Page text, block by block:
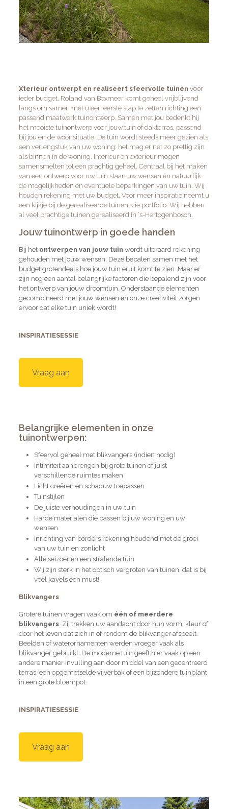
Xterieur ontwerpt en realiseert sfeervolle tuinen voor
ieder budget. Roland van Boxmeer komt geheel vrijblijvend
langs om samen met u een eerste stap te zetten richting een
passend maatwerk tuinontwerp. Samen met jou bedenkt hij
het mooiste tuinontwerp voor jouw tuin of dakterras, passend
bij jou en de woonsituatie. De tuin wordt steeds meer gezien als
een verlengstuk van uw woning: het mag er net zo prettig zijn
als binnen in de woning. Interieur en exterieur mogen
samensmelten tot een prachtig geheel. Centraal bij het maken
van een ontwerp voor uw tuin staan uw wensen én natuurlijk
de mogelijkheden en eventuele beperkingen van uw tuin. Wij
houden rekening met uw budget. Voor meer inspiratie neemt u
een kijkje bij de gerealiseerde tuinen, zie portfolio. Wij hebben
al veel prachtige tuinen gerealiseerd in ‘s-Hertogenbosch.
Jouw tuinontwerp in goede handen
Bij het ontwerpen van jouw tuin wordt uiteraard rekening
gehouden met jouw wensen. Deze bepalen samen met het
budget grotendeels hoe jouw tuin eruit komt te zien. Maar er
zijn nog een aantal belangrijke factoren die bepalend zijn voor
het ontwerp van jouw droomtuin. Onderstaande elementen
gecombineerd met jouw wensen en onze creativiteit zorgen
ervoor dat elke tuin uniek wordt!
INSPIRATIESESSIE
Vraag aan
Belangrijke elementen in onze
tuinontwerpen:
Sfeervol geheel met blikvangers (indien nodig)
Intimiteit aanbrengen bij grote tuinen of juist
verschillende ruimtes maken
Licht creëren en schaduw toepassen
Tuinstijlen
De juiste verhoudingen in uw tuin
Harde materialen die passen bij uw woning en uw
wensen
Inrichting van borders rekening houdend met de groei
van uw tuin en zonlicht
Alle seizoenen een stralende tuin
Wij zijn sterk in het optisch vergroten van tuinen, dat is bij
veel kavels een must!
Blikvangers
Grotere tuinen vragen vaak om één of meerdere
blikvangers. Zij trekken uw aandacht door hun vorm, kleur of
door het leven dat zich in of rondom de blikvanger afspeelt.
Beelden of waterornamenten werden vroeger vaak als
blikvanger gebruikt. De moderne tuin geeft hier vaak op een
andere manier invulling aan door middel van een gecentreerd
terras, een opgemetselde vijverbak of een bijzondere tuinplant
in een grote bloempot.
INSPIRATIESESSIE
Vraag aan